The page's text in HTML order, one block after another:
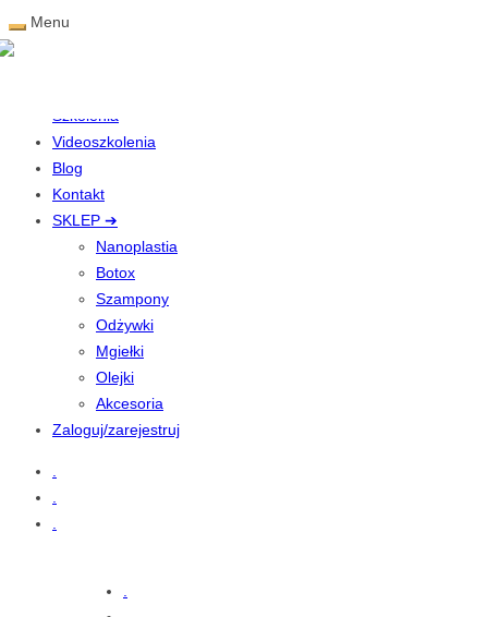
Menu
Szkolenia
Videoszkolenia
Blog
Kontakt
SKLEP ➔
Nanoplastia
Botox
Szampony
Odżywki
Mgiełki
Olejki
Akcesoria
Zaloguj/zarejestruj